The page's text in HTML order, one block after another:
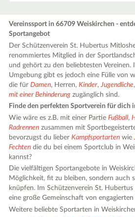
Vereinssport in 66709 Weiskirchen -
Sportangebot
Der Schützenverein St. Hubertus
renommiertes Mitglied in der
und gehört zu den beliebtesten Vereinen.
Umgebung gibt es jedoch eine Fülle von
die fürDamen, Herren,Kinder,Jugendliche
mit einer Behinderung zugänglich sind.
Finde den perfekten Sportverein für dich
Wie wäre es z.B. mit einer PartieFußball,
Radrennen zusammen mit
bevorzugst du lieberKampfsportarten wie
Fechten die du bei einem Sportclub in
kannst?
Die vielfältigen Sportangebote in
Möglichkeit, fit zu bleiben, sondern auch
knüpfen. Im Schützenverein St.
eine große Gemeinschaft von
Weitere beliebte Sportarten in